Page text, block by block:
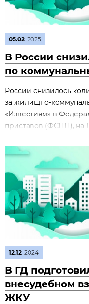
05.02 2025
В России
по
России снизилось
за жилищно-
«Известиям» в
приставов (ФСПП), на 1
12.12 2024
В ГД
внесудебном
ЖКУ